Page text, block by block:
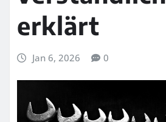
erklärt
Jan 6, 2026 0